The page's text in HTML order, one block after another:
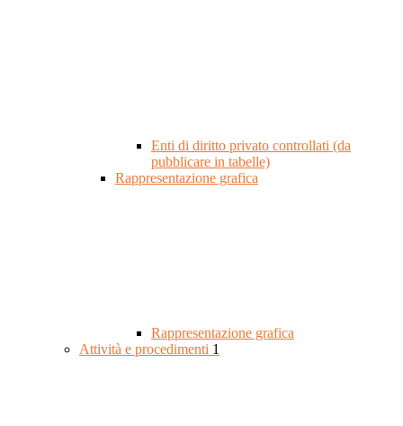
Enti di diritto privato controllati (da
pubblicare in tabelle)
Rappresentazione grafica
Rappresentazione grafica
Attività e procedimenti 1